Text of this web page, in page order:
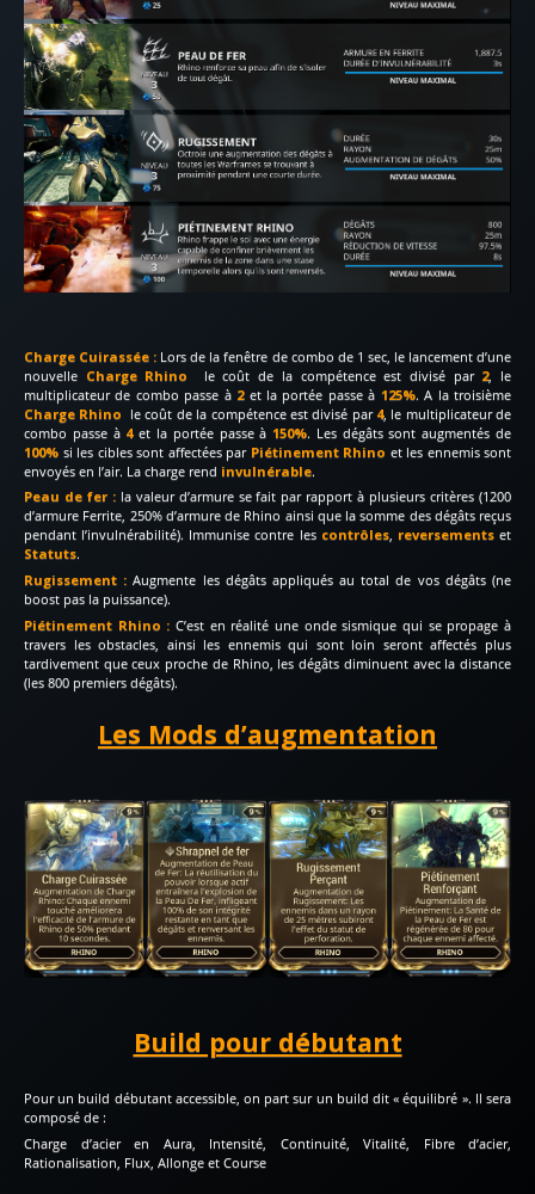
Charge Cuirassée : Lors de la fenêtre de combo de 1 sec, le lancement d’une
nouvelle Charge Rhino le coût de la compétence est divisé par 2, le
multiplicateur de combo passe à 2 et la portée passe à 125%. A la troisième
Charge Rhino le coût de la compétence est divisé par 4, le multiplicateur de
combo passe à 4 et la portée passe à 150%. Les dégâts sont augmentés de
100% si les cibles sont affectées par Piétinement Rhino et les ennemis sont
envoyés en l’air. La charge rend invulnérable.
Peau de fer :la valeur d’armure se fait par rapport à plusieurs critères (1200
d’armure Ferrite, 250% d’armure de Rhino ainsi que la somme des dégâts reçus
pendant l’invulnérabilité). Immunise contre les contrôles, reversements et
Statuts.
Rugissement : Augmente les dégâts appliqués au total de vos dégâts (ne
boost pas la puissance).
Piétinement Rhino : C’est en réalité une onde sismique qui se propage à
travers les obstacles, ainsi les ennemis qui sont loin seront affectés plus
tardivement que ceux proche de Rhino, les dégâts diminuent avec la distance
(les 800 premiers dégâts).
Les Mods d’augmentation
Build pour débutant
Pour un build débutant accessible, on part sur un build dit « équilibré ». Il sera
composé de :
Charge d’acier en Aura, Intensité, Continuité, Vitalité, Fibre d’acier,
Rationalisation, Flux, Allonge et Course